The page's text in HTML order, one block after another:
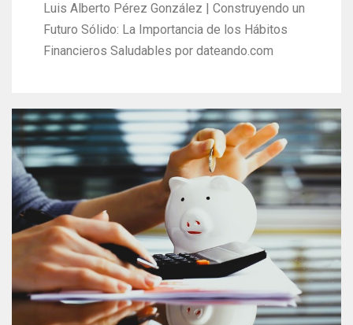
Luis Alberto Pérez González | Construyendo un
Futuro Sólido: La Importancia de los Hábitos
Financieros Saludables por dateando.com